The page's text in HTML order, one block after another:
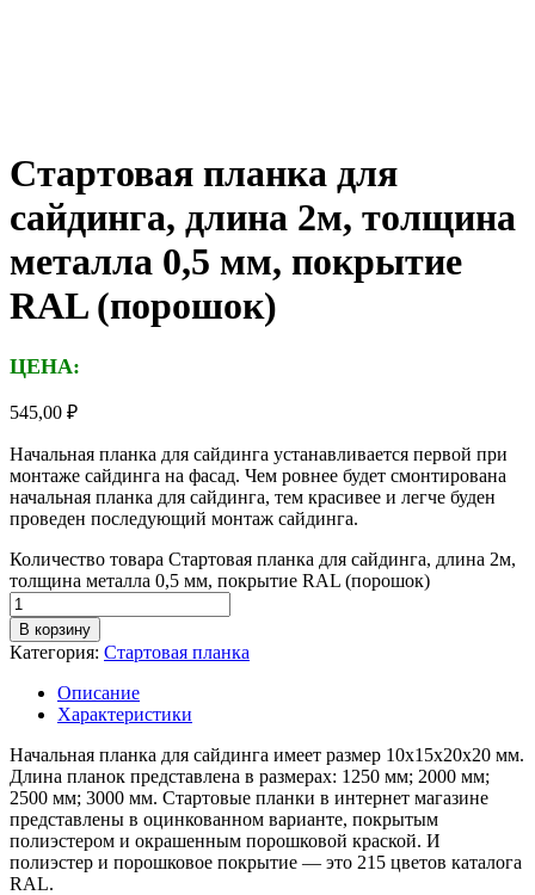
Стартовая планка для
сайдинга, длина 2м, толщина
металла 0,5 мм, покрытие
RAL (порошок)
ЦЕНА:
545,00 ₽
Начальная планка для сайдинга устанавливается первой при
монтаже сайдинга на фасад. Чем ровнее будет смонтирована
начальная планка для сайдинга, тем красивее и легче буден
проведен последующий монтаж сайдинга.
Количество товара Стартовая планка для сайдинга, длина 2м,
толщина металла 0,5 мм, покрытие RAL (порошок)
В корзину
Категория: Стартовая планка
Описание
Характеристики
Начальная планка для сайдинга имеет размер 10х15х20х20 мм.
Длина планок представлена в размерах: 1250 мм; 2000 мм;
2500 мм; 3000 мм. Стартовые планки в интернет магазине
представлены в оцинкованном варианте, покрытым
полиэстером и окрашенным порошковой краской. И
полиэстер и порошковое покрытие — это 215 цветов каталога
RAL.